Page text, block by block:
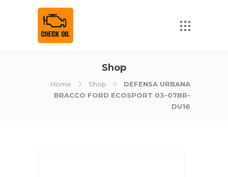
Shop
Home Shop
DEFENSA URBANA
BRACCO FORD ECOSPORT 03-07BR-
DU16